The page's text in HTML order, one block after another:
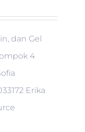
dan Gel
4
Erika